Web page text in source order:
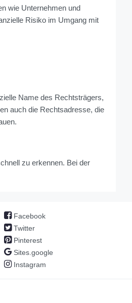
wie Unternehmen und
Risiko im Umgang mit
Name des Rechtsträgers,
auch die Rechtsadresse, die
zu erkennen. Bei der
Facebook
Twitter
Pinterest
Sites.google
Instagram